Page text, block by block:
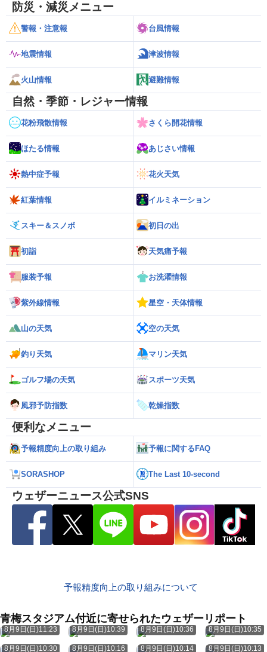
防災・減災メニュー
警報・注意報 台風情報
地震情報 津波情報
火山情報 避難情報
自然・季節・レジャー情報
花粉飛散情報 さくら開花情報
ほたる情報 あじさい情報
熱中症予報 花火天気
紅葉情報 イルミネーション
スキー＆スノボ 初日の出
初詣 天気痛予報
服装予報 お洗濯情報
紫外線情報 星空・天体情報
山の天気 空の天気
釣り天気 マリン天気
ゴルフ場の天気 スポーツ天気
風邪予防指数 乾燥指数
便利なメニュー
予報精度向上の取り組み 予報に関するFAQ
SORASHOP The Last 10-second
ウェザーニュース公式SNS
予報精度向上の取り組みについて
青梅スタジアム付近に寄せられたウェザーリポート
8月9日(日)11:23 8月9日(日)10:39 8月9日(日)10:36 8月9日(日)10:35
8月9日(日)10:30 8月9日(日)10:16 8月9日(日)10:14 8月9日(日)10:13